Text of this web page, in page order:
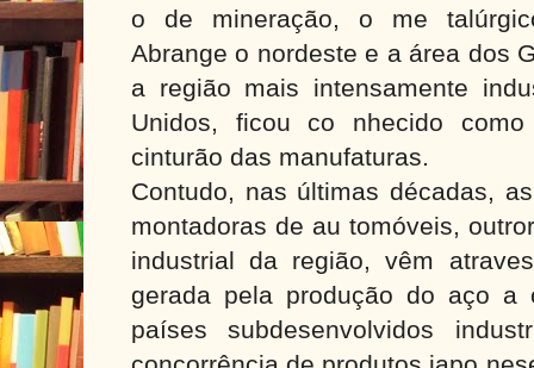
o de mineração, o me
Abrange o nordeste e a área dos
a região mais intensamente
Unidos, ficou co nhecido
cinturão das manufaturas.
Contudo, nas últimas décadas,
montadoras de au tomóveis,
industrial da região, vêm
gerada pela produção do aço a
países subdesenvolvidos